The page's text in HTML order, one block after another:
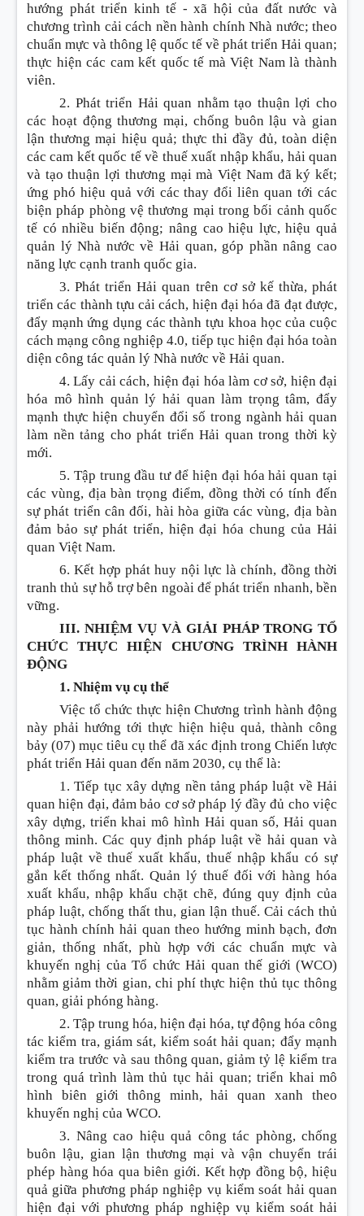
hướng phát triển kinh tế - xã hội của đất nước và
chương trình cải cách nền hành chính Nhà nước; theo
chuẩn mực và thông lệ quốc tế về phát triển Hải quan;
thực hiện các cam kết quốc tế mà Việt Nam là thành
viên.
2. Phát triển Hải quan nhằm tạo thuận lợi cho
các hoạt động thương mại, chống buôn lậu và gian
lận thương mại hiệu quả; thực thi đầy đủ, toàn diện
các cam kết quốc tế về thuế xuất nhập khẩu, hải quan
và tạo thuận lợi thương mại mà Việt Nam đã ký kết;
ứng phó hiệu quả với các thay đổi liên quan tới các
biện pháp phòng vệ thương mại trong bối cảnh quốc
tế có nhiều biến động; nâng cao hiệu lực, hiệu quả
quản lý Nhà nước về Hải quan, góp phần nâng cao
năng lực cạnh tranh quốc gia.
3. Phát triển Hải quan trên cơ sở kế thừa, phát
triển các thành tựu cải cách, hiện đại hóa đã đạt được,
đẩy mạnh ứng dụng các thành tựu khoa học của cuộc
cách mạng công nghiệp 4.0, tiếp tục hiện đại hóa toàn
diện công tác quản lý Nhà nước về Hải quan.
4. Lấy cải cách, hiện đại hóa làm cơ sở, hiện đại
hóa mô hình quản lý hải quan làm trọng tâm, đẩy
mạnh thực hiện chuyển đổi số trong ngành hải quan
làm nền tảng cho phát triển Hải quan trong thời kỳ
mới.
5. Tập trung đầu tư để hiện đại hóa hải quan tại
các vùng, địa bàn trọng điểm, đồng thời có tính đến
sự phát triển cân đối, hài hòa giữa các vùng, địa bàn
đảm bảo sự phát triển, hiện đại hóa chung của Hải
quan Việt Nam.
6. Kết hợp phát huy nội lực là chính, đồng thời
tranh thủ sự hỗ trợ bên ngoài đểphát triển nhanh, bền
vững.
III. NHIỆM VỤ VÀ GIẢI PHÁP TRONG TỔ
CHỨC THỰC HIỆN CHƯƠNG TRÌNH HÀNH
ĐỘNG
1. Nhiệm vụ cụ thể
Việc tổ chức thực hiện Chương trình hành động
này phải hướng tới thực hiện hiệu quả, thành công
bảy (07) mục tiêu cụ thể đã xác định trong Chiến lược
phát triển Hải quan đến năm 2030, cụ thể là:
1. Tiếp tục xây dựng nền tảng pháp luật về Hải
quan hiện đại, đảm bảo cơ sở pháp lý đầy đủ cho việc
xây dựng, triển khai mô hình Hải quan số, Hải quan
thông minh. Các quy định pháp luật về hải quan và
pháp luật về thuế xuất khẩu, thuế nhập khẩu có sự
gắn kết thống nhất. Quản lý thuế đối với hàng hóa
xuất khẩu, nhập khẩu chặt chẽ, đúng quy định của
pháp luật, chống thất thu, gian lận thuế. Cải cách thủ
tục hành chính hải quan theo hướng minh bạch, đơn
giản, thống nhất, phù hợp với các chuẩn mực và
khuyến nghị của Tổ chức Hải quan thế giới (WCO)
nhằm giảm thời gian, chi phí thực hiện thủ tục thông
quan, giải phóng hàng.
2. Tập trung hóa, hiện đại hóa, tự động hóa công
tác kiểm tra, giám sát, kiểm soát hải quan; đẩy mạnh
kiểm tra trước và sau thông quan, giảm tỷ lệ kiểm tra
trong quá trình làm thủ tục hải quan; triển khai mô
hình biên giới thông minh, hải quan xanh theo
khuyến nghị của WCO.
3. Nâng cao hiệu quả công tác phòng, chống
buôn lậu, gian lận thương mại và vận chuyển trái
phép hàng hóa qua biên giới. Kết hợp đồng bộ, hiệu
quả giữa phương pháp nghiệp vụ kiểm soát hải quan
hiện đại với phương pháp nghiệp vụ kiểm soát hải